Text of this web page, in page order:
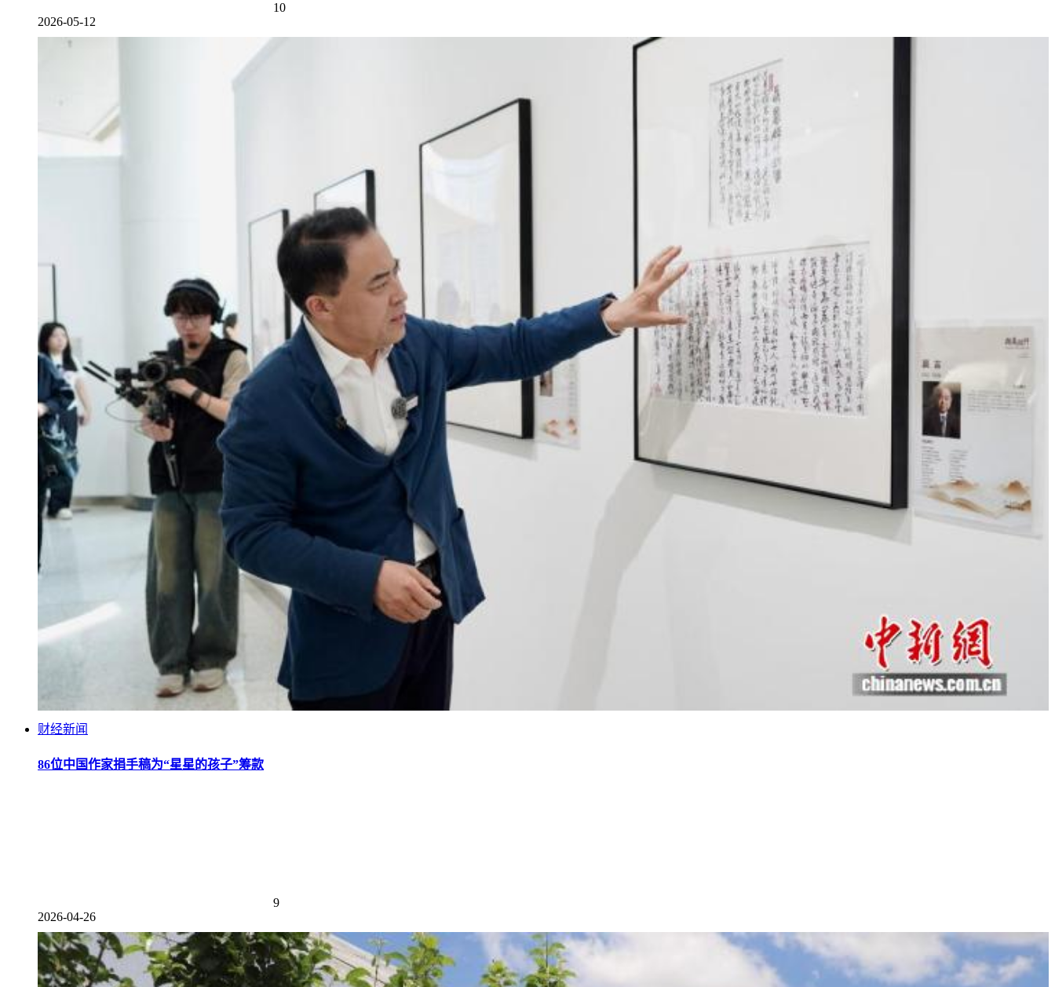
10
2026-05-12
财经新闻
86位中国作家捐手稿为“星星的孩子”筹款
9
2026-04-26